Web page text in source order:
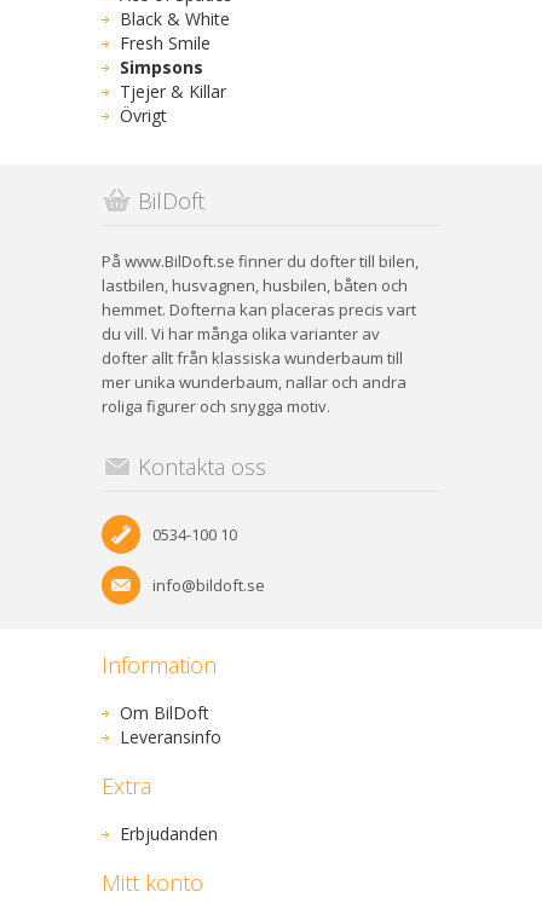
Black & White
Fresh Smile
Simpsons
Tjejer & Killar
Övrigt
BilDoft
På www.BilDoft.se finner du dofter till bilen,
lastbilen, husvagnen, husbilen, båten och
hemmet. Dofterna kan placeras precis vart
du vill. Vi har många olika varianter av
dofter allt från klassiska wunderbaum till
mer unika wunderbaum, nallar och andra
roliga figurer och snygga motiv.
Kontakta oss
0534-100 10
info@bildoft.se
Information
Om BilDoft
Leveransinfo
Extra
Erbjudanden
Mitt konto